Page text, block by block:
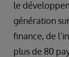
le
génération
finance, de
plus de 80